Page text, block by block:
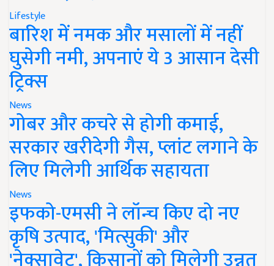
Lifestyle
बारिश में नमक और मसालों में नहीं
घुसेगी नमी, अपनाएं ये 3 आसान देसी
ट्रिक्स
News
गोबर और कचरे से होगी कमाई,
सरकार खरीदेगी गैस, प्लांट लगाने के
लिए मिलेगी आर्थिक सहायता
News
इफको-एमसी ने लॉन्च किए दो नए
कृषि उत्पाद, 'मित्सुकी' और